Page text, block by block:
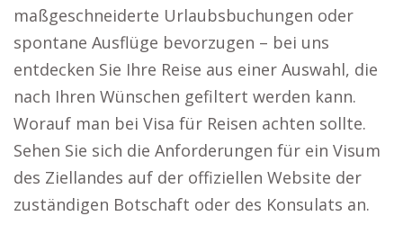
maßgeschneiderte Urlaubsbuchungen oder
spontane Ausflüge bevorzugen – bei uns
entdecken Sie Ihre Reise aus einer Auswahl, die
nach Ihren Wünschen gefiltert werden kann.
Worauf man bei Visa für Reisen achten sollte.
Sehen Sie sich die Anforderungen für ein Visum
des Ziellandes auf der offiziellen Website der
zuständigen Botschaft oder des Konsulats an.